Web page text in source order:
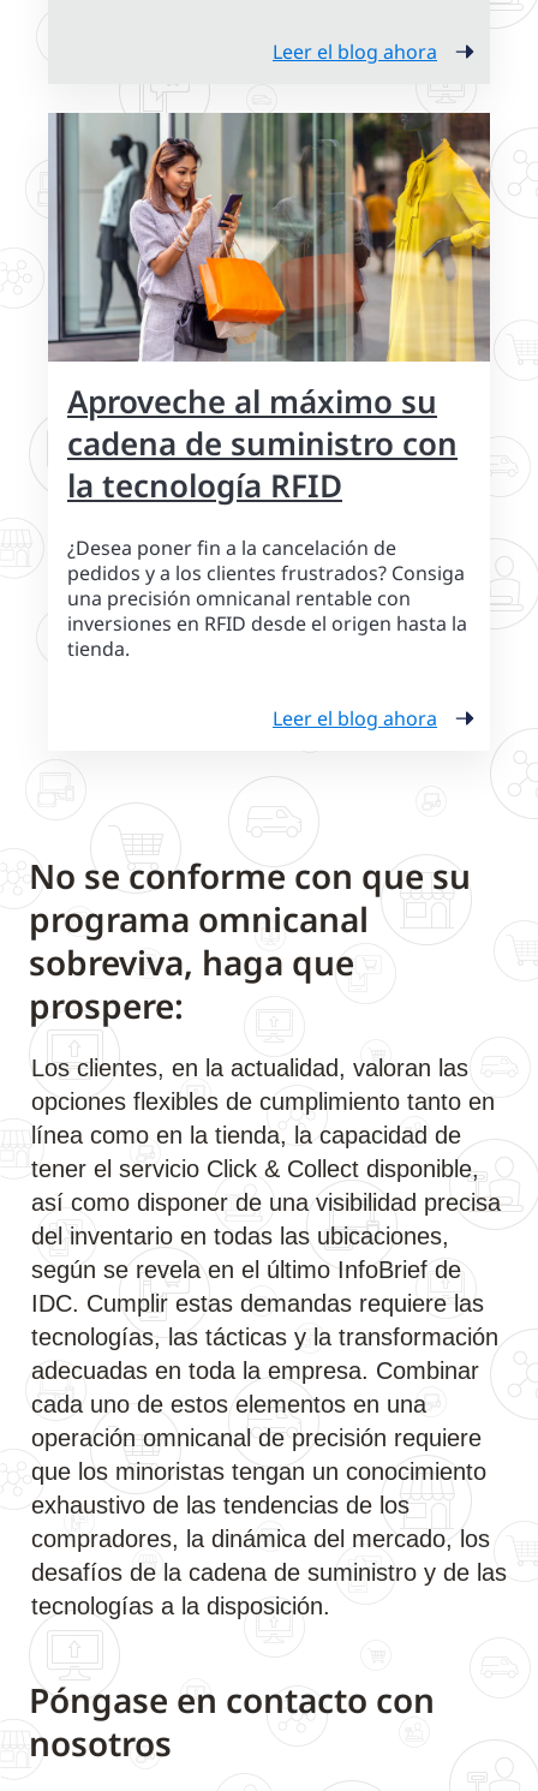
Leer el blog ahora
Aproveche al máximo su
cadena de suministro con
la tecnología RFID
¿Desea poner fin a la cancelación de
pedidos y a los clientes frustrados? Consiga
una precisión omnicanal rentable con
inversiones en RFID desde el origen hasta la
tienda.
Leer el blog ahora
No se conforme con que su
programa omnicanal
sobreviva, haga que
prospere:
Los clientes, en la actualidad, valoran las
opciones flexibles de cumplimiento tanto en
línea como en la tienda, la capacidad de
tener el servicio Click & Collect disponible,
así como disponer de una visibilidad precisa
del inventario en todas las ubicaciones,
según se revela en el último InfoBrief de
IDC. Cumplir estas demandas requiere las
tecnologías, las tácticas y la transformación
adecuadas en toda la empresa. Combinar
cada uno de estos elementos en una
operación omnicanal de precisión requiere
que los minoristas tengan un conocimiento
exhaustivo de las tendencias de los
compradores, la dinámica del mercado, los
desafíos de la cadena de suministro y de las
tecnologías a la disposición.
Póngase en contacto con
nosotros